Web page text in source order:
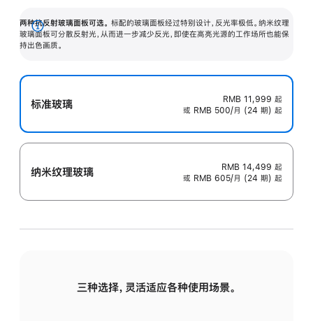
两种抗反射玻璃面板可选。 标配的玻璃面板经过特别设计，反光率极低。纳米纹理
玻璃面板可分散反射光，从而进一步减少反光，即使在高亮光源的工作场所也能保
持出色画质。
展
开
标准玻璃 RMB 11,999 起
或 RMB 500/月 (24 期) 起
纳米纹理玻璃 RMB 14,499 起
或 RMB 605/月 (24 期) 起
三种选择，灵活适应各种使用场景。